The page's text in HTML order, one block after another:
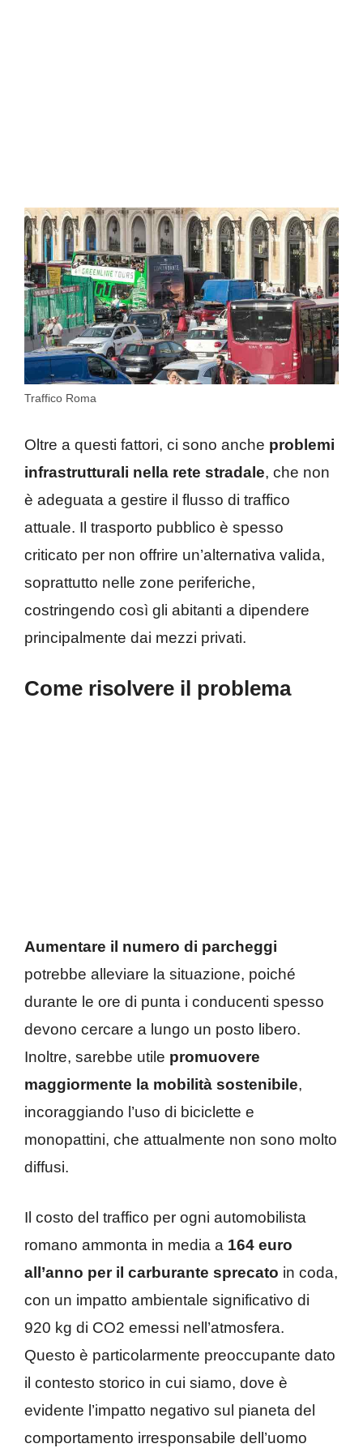
Traffico Roma
Oltre a questi fattori, ci sono anche problemi
infrastrutturali nella rete stradale, che non
è adeguata a gestire il flusso di traffico
attuale. Il trasporto pubblico è spesso
criticato per non offrire un’alternativa valida,
soprattutto nelle zone periferiche,
costringendo così gli abitanti a dipendere
principalmente dai mezzi privati.
Come risolvere il problema
Aumentare il numero di parcheggi
potrebbe alleviare la situazione, poiché
durante le ore di punta i conducenti spesso
devono cercare a lungo un posto libero.
Inoltre, sarebbe utile promuovere
maggiormente la mobilità sostenibile,
incoraggiando l’uso di biciclette e
monopattini, che attualmente non sono molto
diffusi.
Il costo del traffico per ogni automobilista
romano ammonta in media a 164 euro
all’anno per il carburante sprecato in coda,
con un impatto ambientale significativo di
920 kg di CO2 emessi nell’atmosfera.
Questo è particolarmente preoccupante dato
il contesto storico in cui siamo, dove è
evidente l’impatto negativo sul pianeta del
comportamento irresponsabile dell’uomo